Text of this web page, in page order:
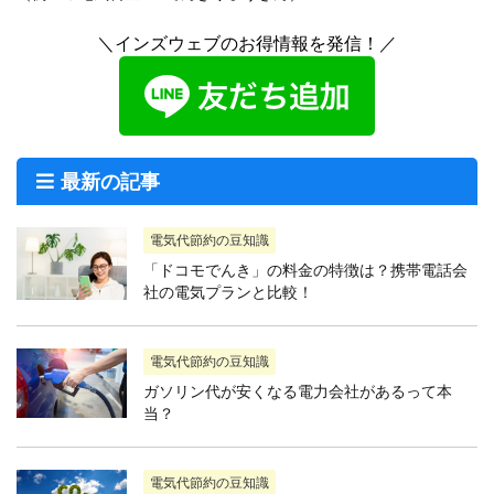
＼インズウェブのお得情報を発信！／
最新の記事
電気代節約の豆知識
「ドコモでんき」の料金の特徴は？携帯電話会
社の電気プランと比較！
電気代節約の豆知識
ガソリン代が安くなる電力会社があるって本
当？
電気代節約の豆知識